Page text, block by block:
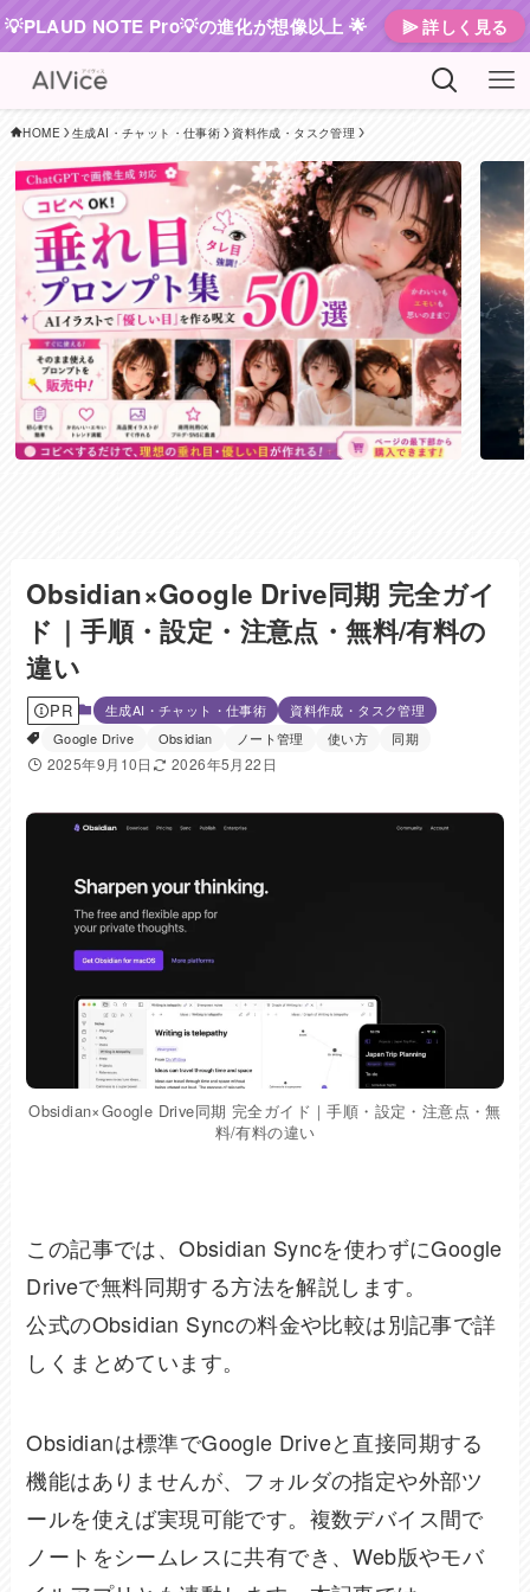
💡PLAUD NOTE Pro💡の進化が想像以上 🌟 ⫸ 詳しく見る
HOME 生成AI・チャット・仕事術 資料作成・タスク管理
Obsidian×Google Drive同期 完全ガイ
ド｜手順・設定・注意点・無料/有料の
違い
PR 生成AI・チャット・仕事術
資料作成・タスク管理
Google Drive
Obsidian ノート管理 使い方 同期
2025年9月10日 2026年5月22日
Obsidian×Google Drive同期 完全ガイド｜手順・設定・注意点・無
料/有料の違い
この記事では、Obsidian Syncを使わずにGoogle
Driveで無料同期する方法を解説します。
公式のObsidian Syncの料金や比較は別記事で詳
しくまとめています。
Obsidianは標準でGoogle Driveと直接同期する
機能はありませんが、フォルダの指定や外部ツ
ールを使えば実現可能です。複数デバイス間で
ノートをシームレスに共有でき、Web版やモバ